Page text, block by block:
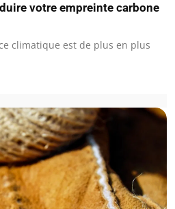
votre empreinte carbone
climatique est de plus en plus